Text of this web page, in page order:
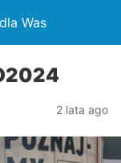
Was
2 lata ago